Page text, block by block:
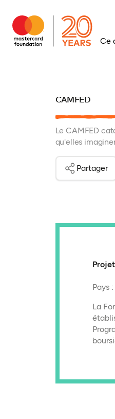
Ce
CAMFED
Le CAMFED
qu'elles
Partager
Pays
La